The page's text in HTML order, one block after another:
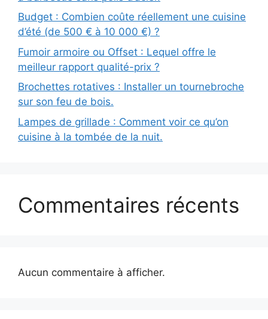
Budget : Combien coûte réellement une cuisine
d’été (de 500 € à 10 000 €) ?
Fumoir armoire ou Offset : Lequel offre le
meilleur rapport qualité-prix ?
Brochettes rotatives : Installer un tournebroche
sur son feu de bois.
Lampes de grillade : Comment voir ce qu’on
cuisine à la tombée de la nuit.
Commentaires récents
Aucun commentaire à afficher.